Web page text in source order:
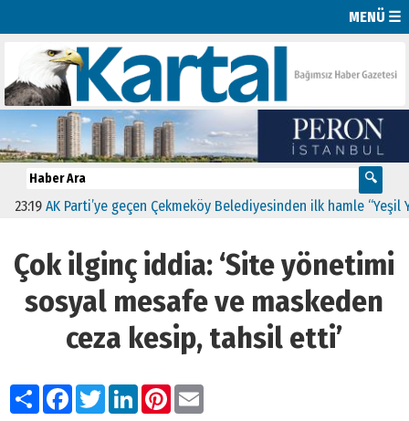
MENÜ ☰
AK Parti’ye geçen Çekmeköy Belediyesinden ilk hamle “Yeşil Yol
Çok ilginç iddia: ‘Site yönetimi
sosyal mesafe ve maskeden
ceza kesip, tahsil etti’
PaylaşFacebook
TwitterLinkedIn
Pinterest
Email